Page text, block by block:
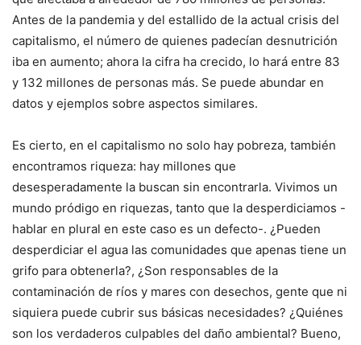
Antes de la pandemia y del estallido de la actual crisis del
capitalismo, el número de quienes padecían desnutrición
iba en aumento; ahora la cifra ha crecido, lo hará entre 83
y 132 millones de personas más. Se puede abundar en
datos y ejemplos sobre aspectos similares.
Es cierto, en el capitalismo no solo hay pobreza, también
encontramos riqueza: hay millones que
desesperadamente la buscan sin encontrarla. Vivimos un
mundo pródigo en riquezas, tanto que la desperdiciamos -
hablar en plural en este caso es un defecto-. ¿Pueden
desperdiciar el agua las comunidades que apenas tiene un
grifo para obtenerla?, ¿Son responsables de la
contaminación de ríos y mares con desechos, gente que ni
siquiera puede cubrir sus básicas necesidades? ¿Quiénes
son los verdaderos culpables del daño ambiental? Bueno,